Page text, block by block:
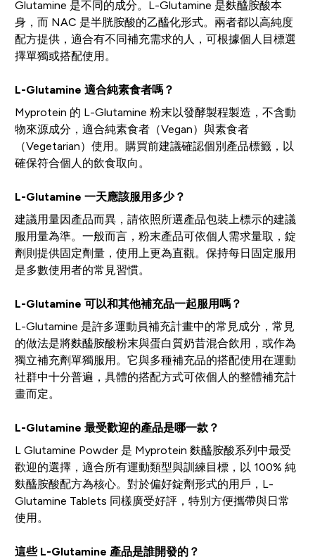
Glutamine 是不同的成分。L-Glutamine 是麩醯胺酸本
身，而 NAC 是半胱胺酸的乙醯化形式。兩者都以高純度
配方提供，適合有不同補充需求的人，可根據個人目標選
擇單獨或搭配使用。
L-Glutamine 適合純素食者嗎？
Myprotein 的 L-Glutamine 粉末以發酵製程製造，不含動
物來源成分，適合純素食者（Vegan）與素食者
（Vegetarian）使用。購買前建議確認個別產品標籤，以
確保符合個人的飲食取向。
L-Glutamine 一天應該服用多少？
建議用量因產品而異，請依照所選產品包裝上標示的建議
服用量為準。一般而言，粉末產品可依個人需求量取，錠
劑則提供固定劑量，使用上更為直觀。保持每日固定服用
是多數使用者的常見習慣。
L-Glutamine 可以和其他補充品一起服用嗎？
L-Glutamine 是許多運動員補充計畫中的常見成分，常見
的做法是將麩醯胺酸粉末與蛋白質奶昔混合飲用，或作為
獨立補充劑單獨服用。它與多種補充品的搭配使用在運動
社群中十分普遍，具體的搭配方式可依個人的整體補充計
畫而定。
L-Glutamine 最受歡迎的產品是哪一款？
L Glutamine Powder 是 Myprotein 麩醯胺酸系列中最受
歡迎的選擇，適合所有運動類型與訓練目標，以 100% 純
麩醯胺酸配方為核心。對於偏好錠劑形式的用戶，L-
Glutamine Tablets 同樣廣受好評，特別方便攜帶與日常
使用。
這些 L-Glutamine 產品是誰開發的？